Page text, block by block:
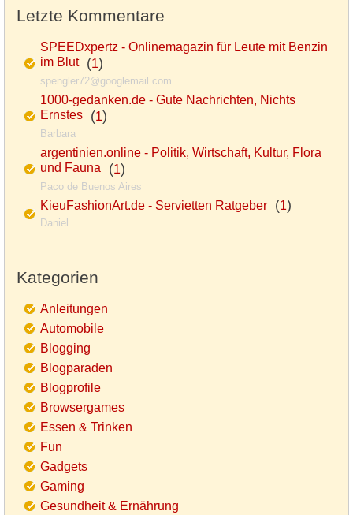
Letzte Kommentare
SPEEDxpertz - Onlinemagazin für Leute mit Benzin
im Blut(1)
spengler72@googlemail.com
1000-gedanken.de - Gute Nachrichten, Nichts
Ernstes (1)
Barbara
argentinien.online - Politik, Wirtschaft, Kultur, Flora
und Fauna (1)
Paco de Buenos Aires
KieuFashionArt.de - Servietten Ratgeber (1)
Daniel
Kategorien
Anleitungen
Automobile
Blogging
Blogparaden
Blogprofile
Browsergames
Essen & Trinken
Fun
Gadgets
Gaming
Gesundheit & Ernährung